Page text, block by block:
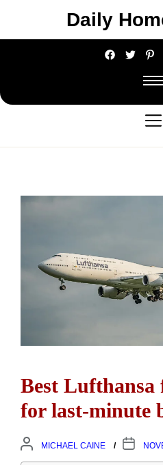
the
Daily
Best Lufthansa
for last-minute
MICHAEL CAINE